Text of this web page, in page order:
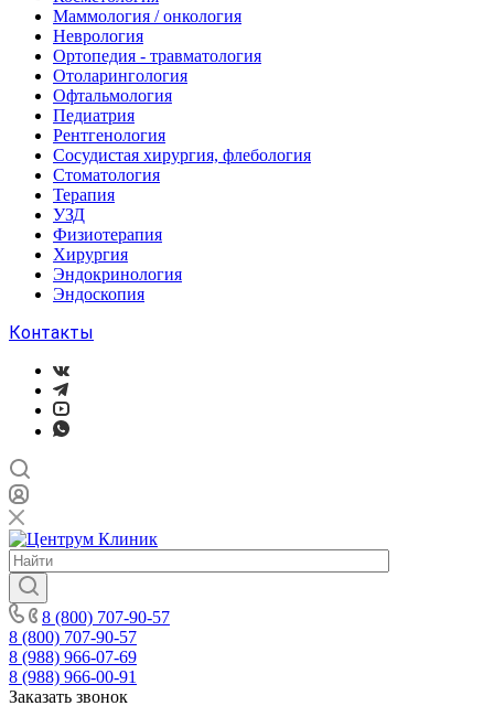
Маммология / онкология
Неврология
Ортопедия - травматология
Отоларингология
Офтальмология
Педиатрия
Рентгенология
Сосудистая хирургия, флебология
Стоматология
Терапия
УЗД
Физиотерапия
Хирургия
Эндокринология
Эндоскопия
Контакты
8 (800) 707-90-57
8 (800) 707-90-57
8 (988) 966-07-69
8 (988) 966-00-91
Заказать звонок